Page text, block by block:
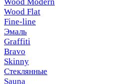
Wood Flat
Fine-line
Эмаль
Graffiti
Bravo
Skinny
Стеклянные
Sauna